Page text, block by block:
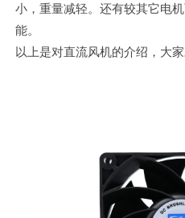
小，重量减轻。还有较其它
能。
以上是对直流风机的介绍，大家